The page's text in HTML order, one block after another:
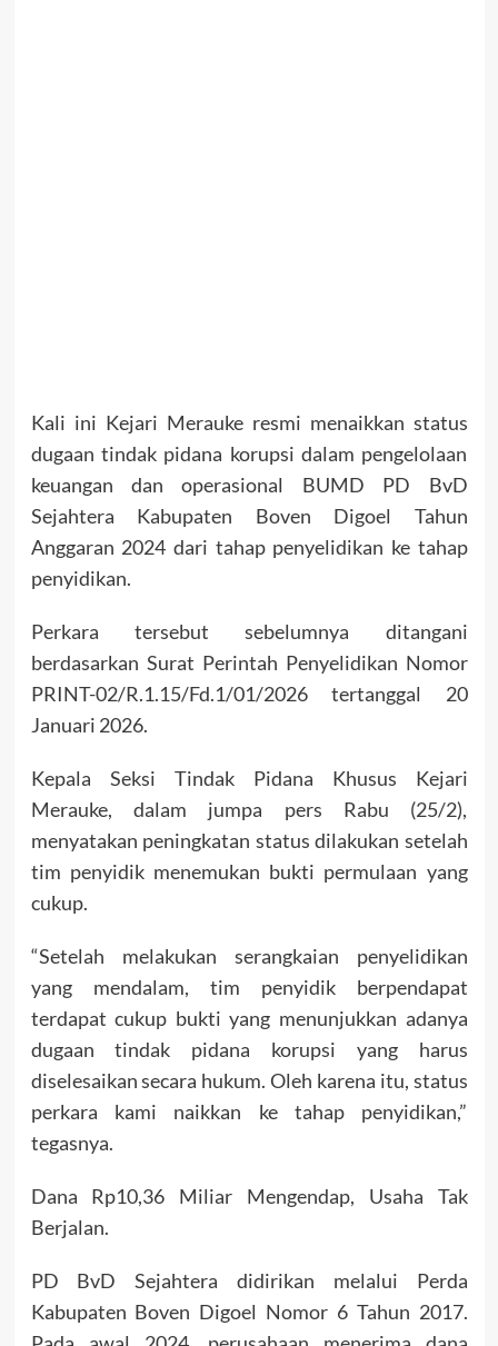
Kali ini Kejari Merauke resmi menaikkan status
dugaan tindak pidana korupsi dalam pengelolaan
keuangan dan operasional BUMD PD BvD
Sejahtera Kabupaten Boven Digoel Tahun
Anggaran 2024 dari tahap penyelidikan ke tahap
penyidikan.
Perkara tersebut sebelumnya ditangani
berdasarkan Surat Perintah Penyelidikan Nomor
PRINT-02/R.1.15/Fd.1/01/2026 tertanggal 20
Januari 2026.
Kepala Seksi Tindak Pidana Khusus Kejari
Merauke, dalam jumpa pers Rabu (25/2),
menyatakan peningkatan status dilakukan setelah
tim penyidik menemukan bukti permulaan yang
cukup.
“Setelah melakukan serangkaian penyelidikan
yang mendalam, tim penyidik berpendapat
terdapat cukup bukti yang menunjukkan adanya
dugaan tindak pidana korupsi yang harus
diselesaikan secara hukum. Oleh karena itu, status
perkara kami naikkan ke tahap penyidikan,”
tegasnya.
Dana Rp10,36 Miliar Mengendap, Usaha Tak
Berjalan.
PD BvD Sejahtera didirikan melalui Perda
Kabupaten Boven Digoel Nomor 6 Tahun 2017.